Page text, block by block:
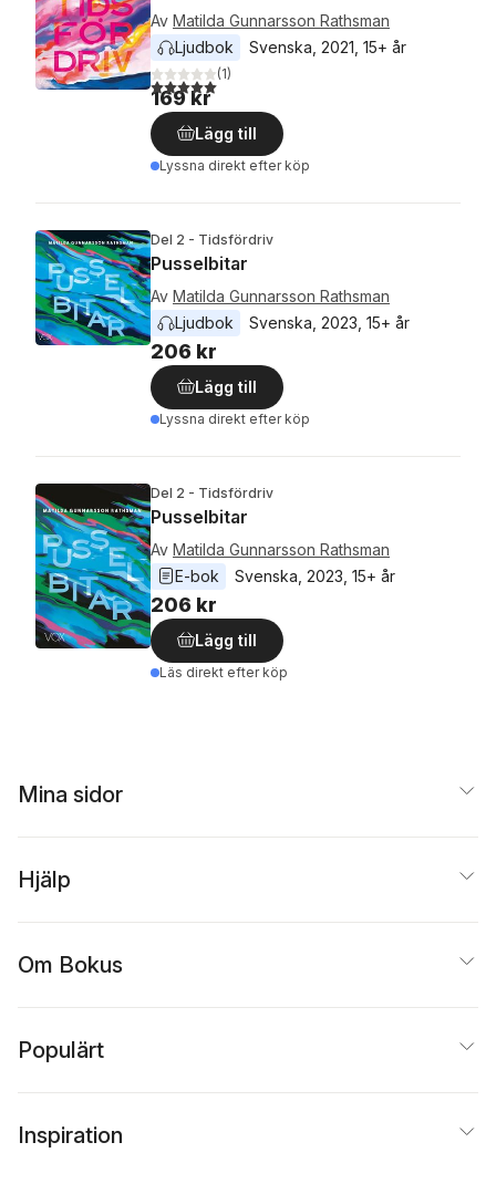
Av Matilda Gunnarsson Rathsman
Ljudbok
Svenska 2021 15+ år
5,0utav 5 stjärnor. Totalt antal röster:
(1)
169 kr
Lägg till
Lyssna direkt efter köp
Del 2 - Tidsfördriv
Pusselbitar
Av Matilda Gunnarsson Rathsman
Ljudbok
Svenska 2023 15+ år
206 kr
Lägg till
Lyssna direkt efter köp
Del 2 - Tidsfördriv
Pusselbitar
Av Matilda Gunnarsson Rathsman
E-bok
Svenska 2023 15+ år
206 kr
Lägg till
Läs direkt efter köp
Mina sidor
Hjälp
Om Bokus
Populärt
Inspiration